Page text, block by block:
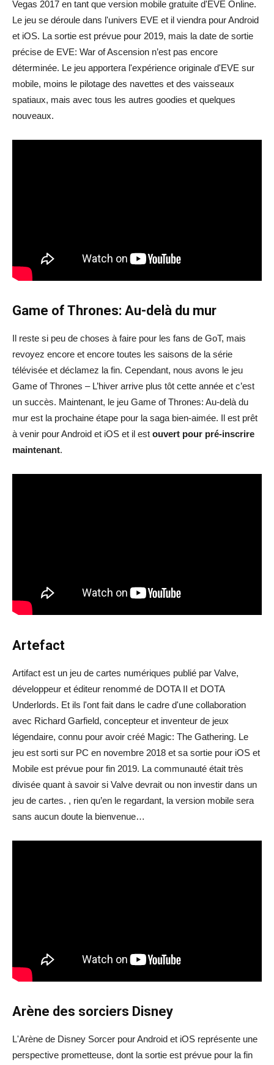
Vegas 2017 en tant que version mobile gratuite d'EVE Online.
Le jeu se déroule dans l'univers EVE et il viendra pour Android
et iOS. La sortie est prévue pour 2019, mais la date de sortie
précise de EVE: War of Ascension n’est pas encore
déterminée. Le jeu apportera l'expérience originale d'EVE sur
mobile, moins le pilotage des navettes et des vaisseaux
spatiaux, mais avec tous les autres goodies et quelques
nouveaux.
Game of Thrones: Au-delà du mur
Il reste si peu de choses à faire pour les fans de GoT, mais
revoyez encore et encore toutes les saisons de la série
télévisée et déclamez la fin. Cependant, nous avons le jeu
Game of Thrones – L’hiver arrive plus tôt cette année et c’est
un succès. Maintenant, le jeu Game of Thrones: Au-delà du
mur est la prochaine étape pour la saga bien-aimée. Il est prêt
à venir pour Android et iOS et il est ouvert pour pré-inscrire
maintenant.
Artefact
Artifact est un jeu de cartes numériques publié par Valve,
développeur et éditeur renommé de DOTA II et DOTA
Underlords. Et ils l'ont fait dans le cadre d'une collaboration
avec Richard Garfield, concepteur et inventeur de jeux
légendaire, connu pour avoir créé Magic: The Gathering. Le
jeu est sorti sur PC en novembre 2018 et sa sortie pour iOS et
Mobile est prévue pour fin 2019. La communauté était très
divisée quant à savoir si Valve devrait ou non investir dans un
jeu de cartes. , rien qu’en le regardant, la version mobile sera
sans aucun doute la bienvenue…
Arène des sorciers Disney
L'Arène de Disney Sorcer pour Android et iOS représente une
perspective prometteuse, dont la sortie est prévue pour la fin